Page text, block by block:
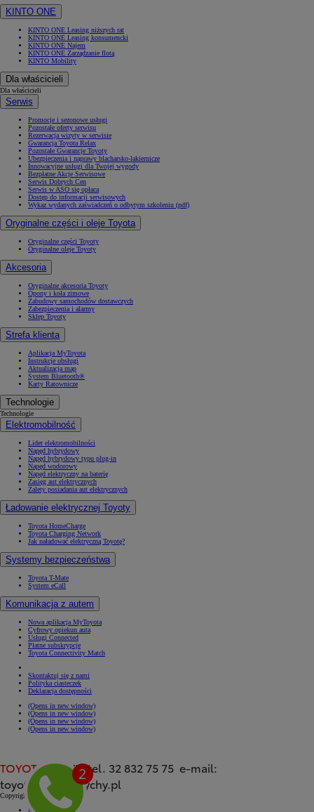
KINTO ONE
KINTO ONE Leasing niższych rat
KINTO ONE Leasing konsumencki
KINTO ONE Najem
KINTO ONE Zarządzanie flotą
KINTO Mobility
Dla właścicieli
Dla właścicieli
Serwis
Promocje i sezonowe usługi
Pozostałe oferty serwisu
Rezerwacja wizyty w serwisie
Gwarancja Toyota Relax
Pozostałe Gwarancje Toyoty
Ubezpieczenia i naprawy blacharsko-lakiernicze
Innowacyjne usługi dla Twojej wygody
Bezpłatne Akcje Serwisowe
Serwis Dobrych Cen
Serwis w ASO się opłaca
Dostęp do informacji serwisowych
Wykaz wydanych zaświadczeń o odbytym szkoleniu (pdf)
Oryginalne części i oleje Toyota
Oryginalne części Toyoty
Oryginalne oleje Toyoty
Akcesoria
Oryginalne akcesoria Toyoty
Opony i koła zimowe
Zabudowy samochodów dostawczych
Zabezpieczenia i alarmy
Sklep Toyoty
Strefa klienta
Aplikacja MyToyota
Instrukcje obsługi
Aktualizacja map
System Bluetooth®
Karty Ratownicze
Technologie
Technologie
Elektromobilność
Lider elektromobilności
Napęd hybrydowy
Napęd hybrydowy typu plug-in
Napęd wodorowy
Napęd elektryczny na baterię
Zasięg aut elektrycznych
Zalety posiadania aut elektrycznych
Ładowanie elektrycznej Toyoty
Toyota HomeCharge
Toyota Charging Network
Jak naładować elektryczną Toyotę?
Systemy bezpieczeństwa
Toyota T-Mate
System eCall
Komunikacja z autem
Nowa aplikacja MyToyota
Cyfrowy opiekun auta
Usługi Connected
Płatne subskrypcje
Toyota Connectivity Match
Skontaktuj się z nami
Polityka ciasteczek
Deklaracja dostępności
(Opens in new window)
(Opens in new window)
(Opens in new window)
(Opens in new window)
TOYOTATYCHY tel. 32 832 75 75 e-mail:
toyota@toyotatychy.pl
Copyright © Toyota 2026
Informacje prawne